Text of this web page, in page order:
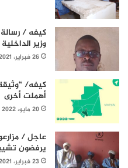
كيفه /
وزير
26 فبراير، 2021
كيفه/
أهملت أخرى
20 مايو، 2022
عاجل /
يرفضون
23 فبراير، 2021